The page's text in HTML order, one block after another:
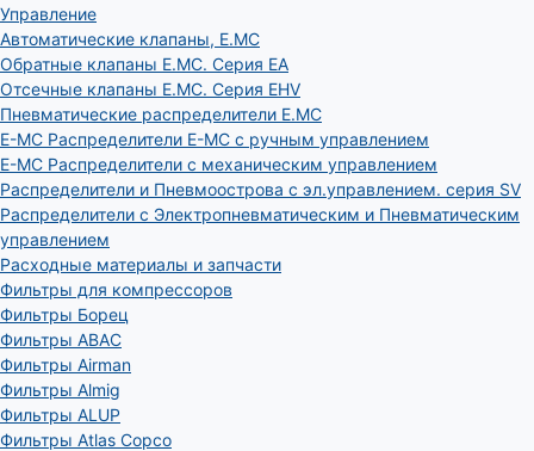
Управление
Автоматические клапаны, Е.МС
Обратные клапаны E.MC. Серия EA
Отсечные клапаны E.MC. Серия EHV
Пневматические распределители E.MC
E-MC Распределители E-MC с ручным управлением
E-MC Распределители с механическим управлением
Распределители и Пневмоострова с эл.управлением. серия SV
Распределители с Электропневматическим и Пневматическим
управлением
Расходные материалы и запчасти
Фильтры для компрессоров
Фильтры Борец
Фильтры ABAC
Фильтры Airman
Фильтры Almig
Фильтры ALUP
Фильтры Atlas Copco